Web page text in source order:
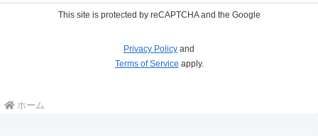
This site is protected by reCAPTCHA and the Google
Privacy Policy and
Terms of Service apply.
ホーム